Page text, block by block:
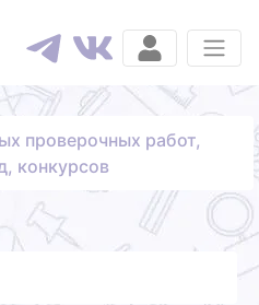
проверочных работ,
конкурсов